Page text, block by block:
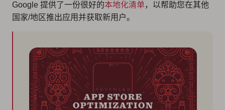
Google 提供了一份很好的本地化清单，以帮助您在其他
国家/地区推出应用并获取新用户。